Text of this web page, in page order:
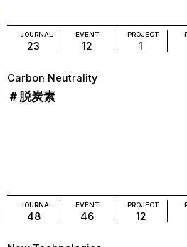
JOURNAL
23
EVENT
12
PROJECT
1
Carbon Neutrality
＃脱炭素
JOURNAL
48
EVENT
46
PROJECT
12